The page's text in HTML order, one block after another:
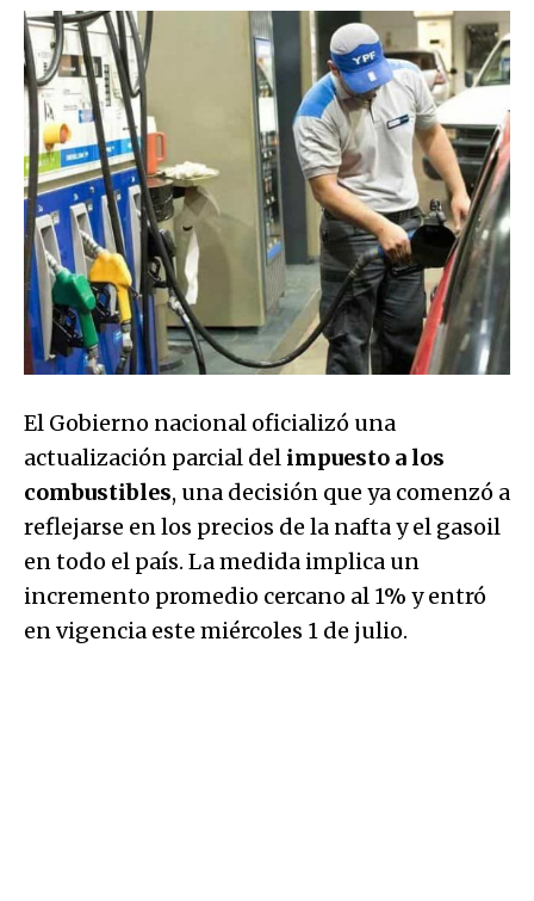
El Gobierno nacional oficializó una
actualización parcial del impuesto a los
combustibles, una decisión que ya comenzó a
reflejarse en los precios de la nafta y el gasoil
en todo el país. La medida implica un
incremento promedio cercano al 1% y entró
en vigencia este miércoles 1 de julio.